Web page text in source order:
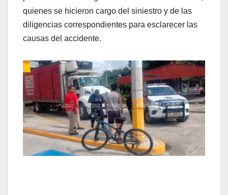
quienes se hicieron cargo del siniestro y de las
diligencias correspondientes para esclarecer las
causas del accidente.